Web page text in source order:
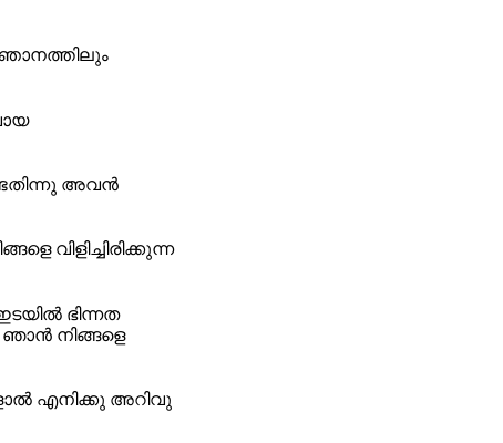
അവൻ
വിളിച്ചിരിക്കുന്ന
ഭിന്നത
ഞാൻ നിങ്ങളെ
എനിക്കു അറിവു